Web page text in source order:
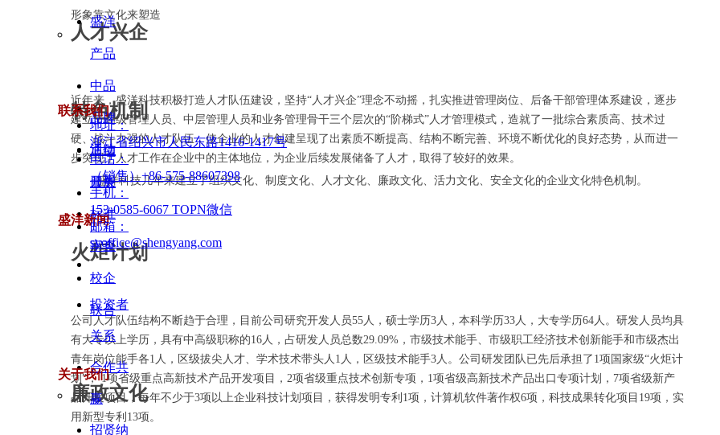
形象靠文化来塑造
特色机制
盛洋科技几年来建立了组织文化、制度文化、人才文化、廉政文化、活力文化、安全文化的企业文化特色机制。
人才兴企
近年来，盛洋科技积极打造人才队伍建设，坚持“人才兴企”理念不动摇，扎实推进管理岗位、后备干部管理体系建设，逐步
建立了高级管理人员、中层管理人员和业务管理骨干三个层次的“阶梯式”人才管理模式，造就了一批综合素质高、技术过
硬、战斗力强的人才队伍，使企业的人才创建呈现了出素质不断提高、结构不断完善、环境不断优化的良好态势，从而进一
步突现了人才工作在企业中的主体地位，为企业后续发展储备了人才，取得了较好的效果。
火炬计划
公司人才队伍结构不断趋于合理，目前公司研究开发人员55人，硕士学历3人，本科学历33人，大专学历64人。研发人员均具
有大专以上学历，具有中高级职称的16人，占研发人员总数29.09%，市级技术能手、市级职工经济技术创新能手和市级杰出
青年岗位能手各1人，区级拔尖人才、学术技术带头人1人，区级技术能手3人。公司研发团队已先后承担了1项国家级“火炬计
划”， 1项省级重点高新技术产品开发项目，2项省级重点技术创新专项，1项省级高新技术产品出口专项计划，7项省级新产
品开发项目，每年不少于3项以上企业科技计划项目，获得发明专利1项，计算机软件著作权6项，科技成果转化项目19项，实
用新型专利13项。
廉政文化
盛洋
产品
中品
品牌
通信
服务
活动
开展
标准
审查
校企
联合
盛洋新闻
投资者
关系
合作共
赢
招贤纳
关于我们
联系我们
地址：
浙江省绍兴市人民东路1416-1417号
电话：
（销售）+86-575-88607398
手机：
153-0585-6067 TOPN微信
邮箱：
syoffice@shengyang.com